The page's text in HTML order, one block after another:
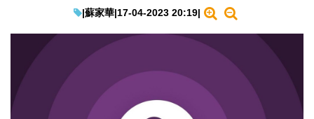
|蘇家華|17-04-2023 20:19|